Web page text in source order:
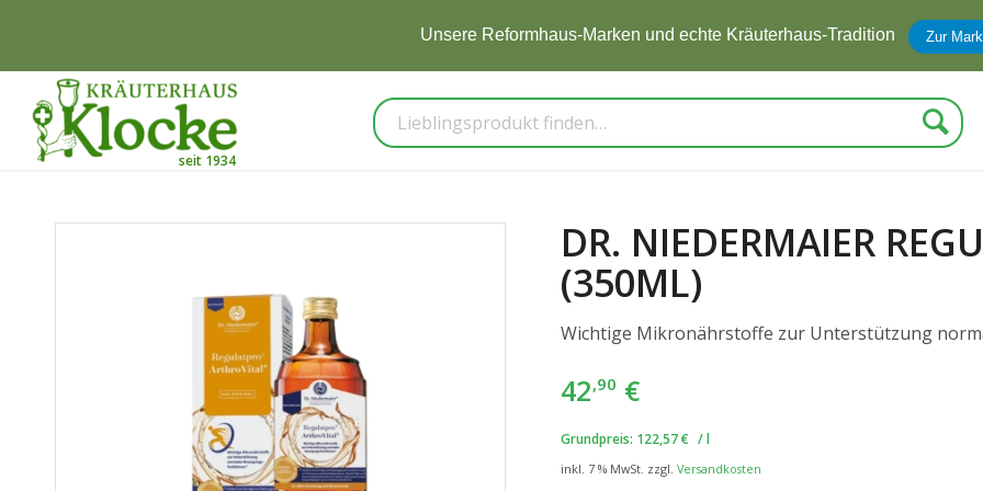
Suche
DR. NIEDERMAIER
(350ML)
Wichtige Mikronährstoffe zur Unterstützung
42,90 €
Grundpreis: 122,57€ /l
inkl. 7 % MwSt. zzgl. Versandkosten